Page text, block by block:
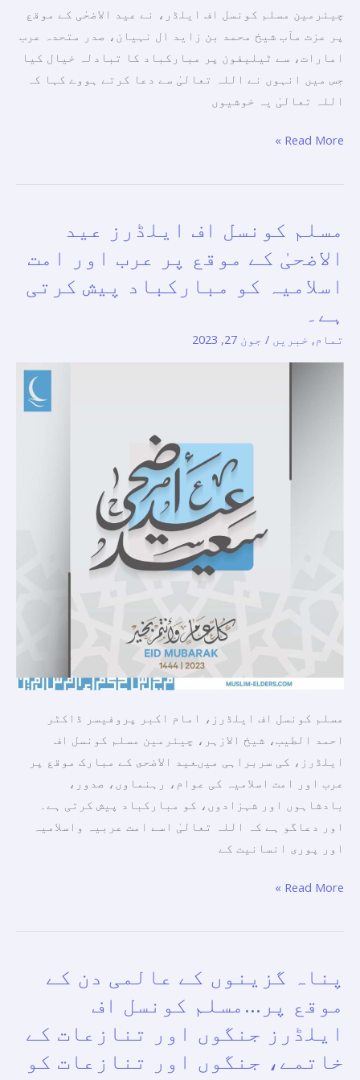
چیئرمین مسلم کونسل اف ایلڈر، نے عید الاضحٰی کے موقع
پر عزت مآب شیخ محمد بن زاید ال نہیان، صدر متحدہ عرب
امارات، سے ٹیلیفون پر مبارکباد کا تبادلہ خیال کیا
جس میں انہوں نے اللہ تعالیٰ سے دعا کرتے ہووے کہا کہ
اللہ تعالیٰ یہ خوشیوں
مبارکباد
Read More »
مسلم کونسل اف ایلڈرز عید
الاضحیٰ کے موقع پر عرب اور امت
اسلامیہ کو مبارکباد پیش کرتی
ہے۔
تمام, خبریں / جون 27, 2023
مسلم کونسل اف ایلڈرز، امام اکبر پروفیسر ڈاکٹر
احمد الطیب، شیخ الازہر، چیئرمین مسلم کونسل اف
ایلڈرز، کی سربراہی میںعید الاضحى کے مبارک موقع پر
عرب اور امت اسلامیہ کی عوام، رہنماوں، صدور،
بادشاہوں اور شہزادوں، کو مبارکباد پیش کرتی ہے۔
اور دعاگو ہے کہ اللہ تعالیٰ اسے امت عربیہ واسلامیہ
اور پوری انسانیت کے
اف
ایلڈرز
Read More »
پناہ گزینوں کے عالمی دن کے
موقع پر…مسلم کونسل اف
ایلڈرز جنگوں اور تنازعات کے
خاتمے، جنگوں اور تنازعات کو
گزینوں
کے
عالمی
دن